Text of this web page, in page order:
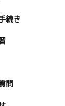
続き
問